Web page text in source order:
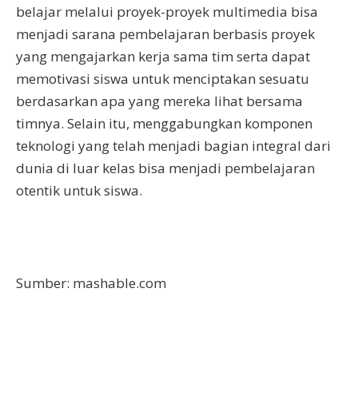
belajar melalui proyek-proyek multimedia bisa
menjadi sarana pembelajaran berbasis proyek
yang mengajarkan kerja sama tim serta dapat
memotivasi siswa untuk menciptakan sesuatu
berdasarkan apa yang mereka lihat bersama
timnya. Selain itu, menggabungkan komponen
teknologi yang telah menjadi bagian integral dari
dunia di luar kelas bisa menjadi pembelajaran
otentik untuk siswa.
Sumber: mashable.com